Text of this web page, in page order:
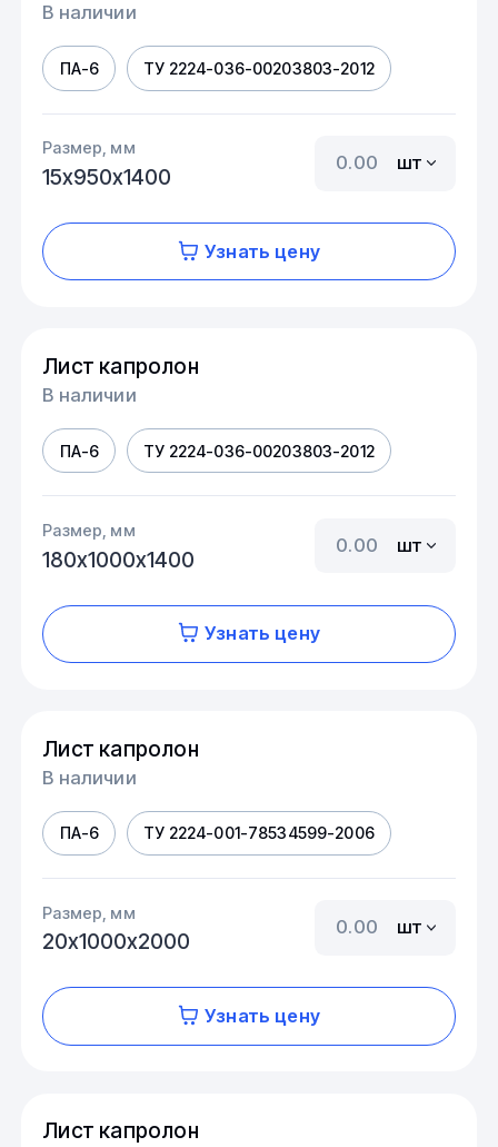
В наличии
ПА-6 ТУ 2224-036-00203803-2012
Размер, мм
15х950х1400
шт
Узнать цену
Лист капролон
В наличии
ПА-6 ТУ 2224-036-00203803-2012
Размер, мм
180х1000х1400
шт
Узнать цену
Лист капролон
В наличии
ПА-6 ТУ 2224-001-78534599-2006
Размер, мм
20х1000х2000
шт
Узнать цену
Лист капролон